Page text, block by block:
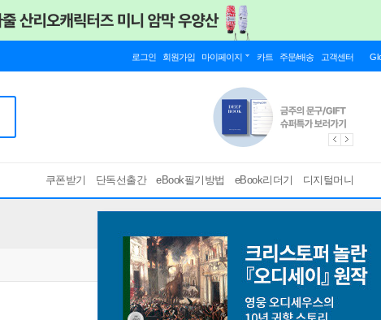
로그인 회원가입 마이페이지 카트 주문/배송 고객센터
쿠폰받기 단독선출간 eBook필기방법 eBook리더기 디지털머니